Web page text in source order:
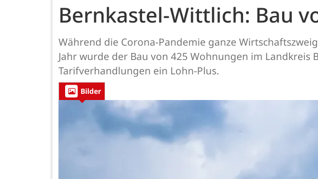
Bernkastel-Wittlich: Bau
Während die Corona-Pandemie ganze
Jahr wurde der Bau von 425 Wohnungen im
Tarifverhandlungen ein Lohn-Plus.
Bilder